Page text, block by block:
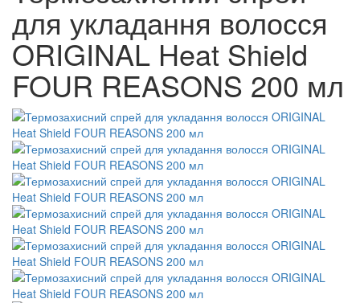
для укладання волосся
ORIGINAL Heat Shield
FOUR REASONS 200 мл